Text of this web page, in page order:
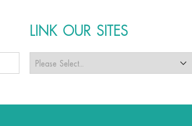
LINK OUR SITES